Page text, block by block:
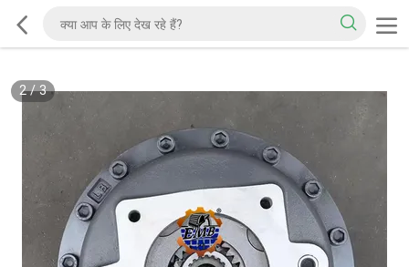
2/3